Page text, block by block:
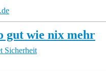
gut wie nix mehr
Sicherheit